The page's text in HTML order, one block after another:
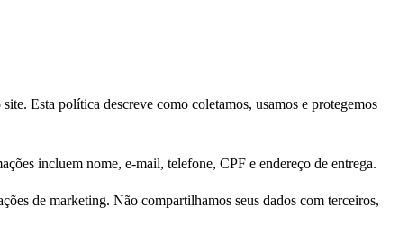
Esta política descreve como coletamos, usamos e protegemos
incluem nome, e-mail, telefone, CPF e endereço de entrega.
de marketing. Não compartilhamos seus dados com terceiros,